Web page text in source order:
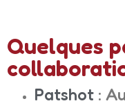
Quelques
Patshot :